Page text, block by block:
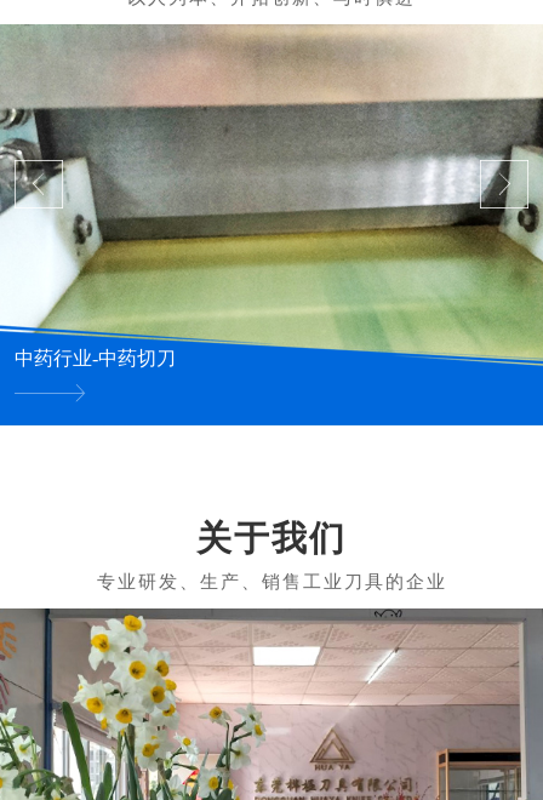
中药行业-中药切刀
关于我们